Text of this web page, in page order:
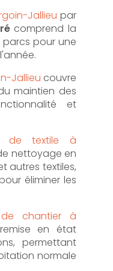
Jallieu par
comprend la
pour une
Jallieu couvre
maintien des
et
de textile à
nettoyage en
autres textiles,
éliminer les
chantier à
en état
permettant
normale